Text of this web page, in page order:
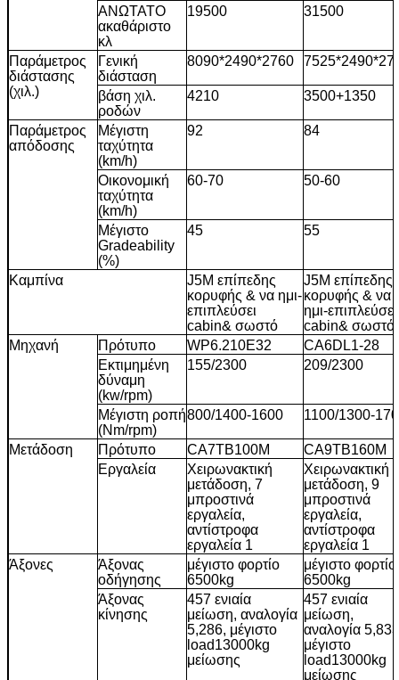
ΑΝΩΤΑΤΟ
ακαθάριστο
κλ
19500 31500
Παράμετρος
διάστασης
(χιλ.)
Γενική
διάσταση
8090*2490*2760
βάση χιλ.
ροδών
4210 3500+1350
Παράμετρος
απόδοσης
Μέγιστη
ταχύτητα
(km/h)
92 84
Οικονομική
ταχύτητα
(km/h)
60-70 50-60
Μέγιστο
Gradeability
(%)
45 55
Καμπίνα
J5M επίπεδης
κορυφής & να ημι-
επιπλεύσει
cabin& σωστό
J5M επίπεδης
κορυφής & να
ημι-επιπλεύσει
cabin& σωστό
Μηχανή
Πρότυπο WP6.210E32
CA6DL1-28
Εκτιμημένη
δύναμη
(kw/rpm)
155/2300 209/2300
Μέγιστη ροπή
(Nm/rpm)
800/1400-1600 1100/1300-
Μετάδοση Πρότυπο CA7TB100M
CA9TB160M
Εργαλεία
Χειρωνακτική
μετάδοση, 7
μπροστινά
εργαλεία,
αντίστροφα
εργαλεία 1
Χειρωνακτική
μετάδοση, 9
μπροστινά
εργαλεία,
αντίστροφα
εργαλεία 1
Άξονες
Άξονας
οδήγησης
μέγιστο φορτίο
6500kg
μέγιστο φορτίο
6500kg
Άξονας
κίνησης
457 ενιαία
μείωση, αναλογία
5,286, μέγιστο
load13000kg
μείωσης
457 ενιαία
μείωση,
αναλογία
μέγιστο
load13000kg
μείωσης